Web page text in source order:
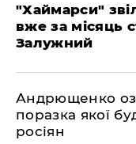
"Хаймарси"
вже за місяць
Залужний
Андрющенко
поразка якої
росіян